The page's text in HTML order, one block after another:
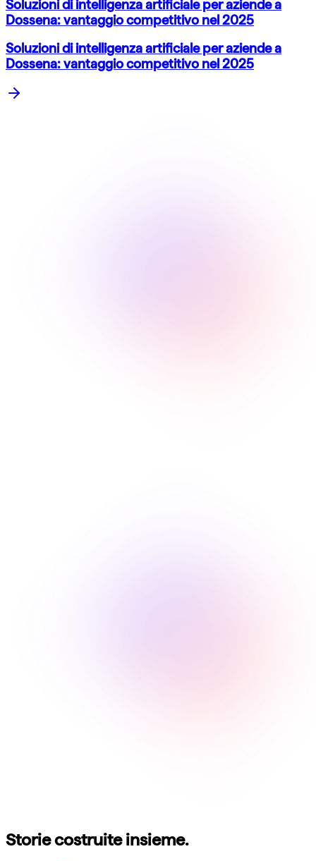
Soluzioni di intelligenza artificiale per aziende a
Dossena: vantaggio competitivo nel 2025
Soluzioni di intelligenza artificiale per aziende a
Dossena: vantaggio competitivo nel 2025
Storie costruite insieme.